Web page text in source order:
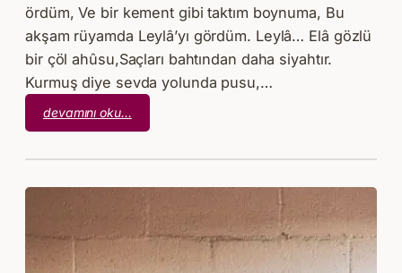
ördüm, Ve bir kement gibi taktım boynuma, Bu
akşam rüyamda Leylâ’yı gördüm. Leylâ… Elâ gözlü
bir çöl ahûsu,Saçları bahtından daha siyahtır.
Kurmuş diye sevda yolunda pusu,…
devamını oku…
Ahmet
–
Leylâ